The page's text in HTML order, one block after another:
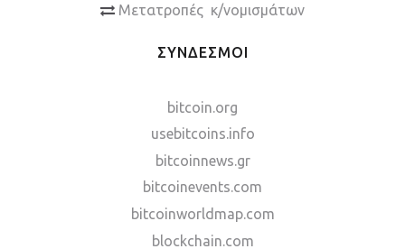
Μετατροπές κ/νομισμάτων
ΣΥΝΔΕΣΜΟΙ
bitcoin.org
usebitcoins.info
bitcoinnews.gr
bitcoinevents.com
bitcoinworldmap.com
blockchain.com